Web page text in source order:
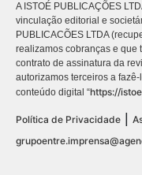
A ISTOÉ PUBLICAÇÕES
vinculação editorial e
PUBLICACÕES LTDA
realizamos cobranças e que
contrato de assinatura da
autorizamos terceiros a
conteúdo digital “https://
Política de Privacidade